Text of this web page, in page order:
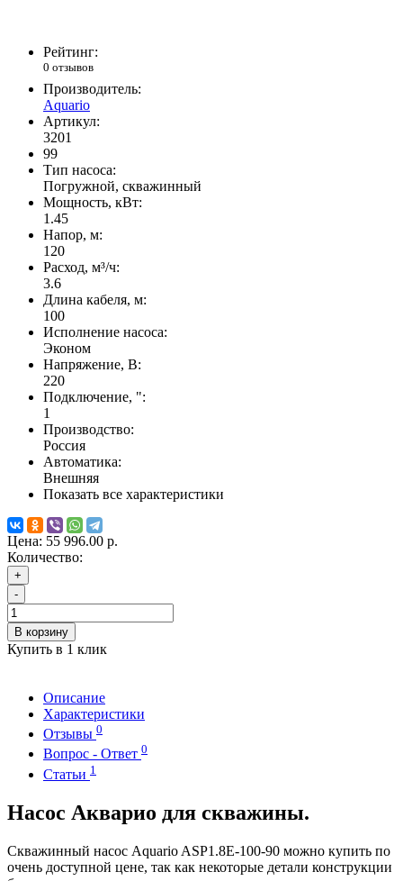
Рейтинг:
0 отзывов
Производитель:
Aquario
Артикул:
3201
99
Тип насоса:
Погружной, скважинный
Мощность, кВт:
1.45
Напор, м:
120
Расход, м³/ч:
3.6
Длина кабеля, м:
100
Исполнение насоса:
Эконом
Напряжение, В:
220
Подключение, ":
1
Производство:
Россия
Автоматика:
Внешняя
Показать все характеристики
Цена: 55 996.00 р.
Количество:
+
-
В корзину
Купить в 1 клик
Описание
Характеристики
Отзывы 0
Вопрос - Ответ 0
Статьи 1
Насос Акварио для скважины.
Скважинный насос Aquario ASP1.8E-100-90 можно купить по
очень доступной цене, так как некоторые детали конструкции